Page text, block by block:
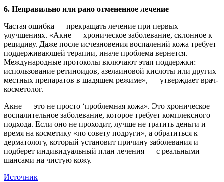
6. Неправильно или рано отмененное лечение
Частая ошибка — прекращать лечение при первых
улучшениях. «Акне — хроническое заболевание, склонное к
рецидиву. Даже после исчезновения воспалений кожа требует
поддерживающей терапии, иначе проблема вернется.
Международные протоколы включают этап поддержки:
использование ретиноидов, азелаиновой кислоты или других
местных препаратов в щадящем режиме», — утверждает врач-
косметолог.
Акне — это не просто ‘проблемная кожа». Это хроническое
воспалительное заболевание, которое требует комплексного
подхода. Если оно не проходит, лучше не тратить деньги и
время на косметику «по совету подруги», а обратиться к
дерматологу, который установит причину заболевания и
подберет индивидуальный план лечения — с реальными
шансами на чистую кожу.
Источник